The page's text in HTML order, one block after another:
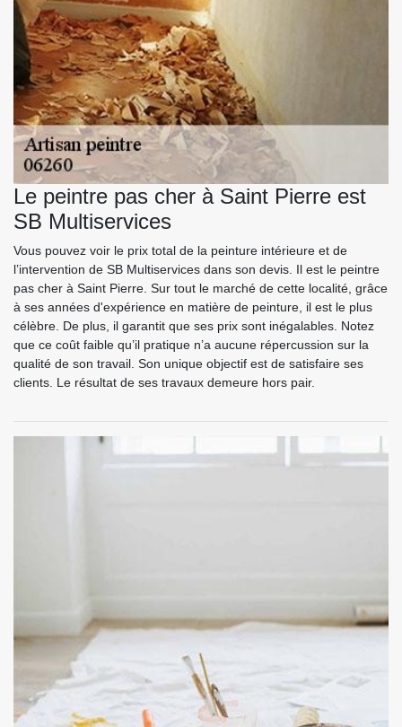
Le peintre pas cher à Saint Pierre est
SB Multiservices
Vous pouvez voir le prix total de la peinture intérieure et de
l’intervention de SB Multiservices dans son devis. Il est le peintre
pas cher à Saint Pierre. Sur tout le marché de cette localité, grâce
à ses années d'expérience en matière de peinture, il est le plus
célèbre. De plus, il garantit que ses prix sont inégalables. Notez
que ce coût faible qu’il pratique n’a aucune répercussion sur la
qualité de son travail. Son unique objectif est de satisfaire ses
clients. Le résultat de ses travaux demeure hors pair.